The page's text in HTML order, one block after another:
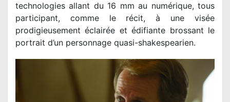
technologies allant du 16 mm au numérique, tous
participant, comme le récit, à une visée
prodigieusement éclairée et édifiante brossant le
portrait d’un personnage quasi-shakespearien.